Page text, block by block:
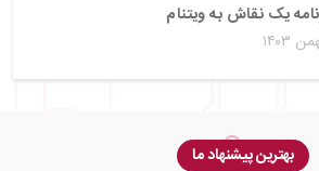
یک نقاش به ویتنام
بهترین پیشنهاد ما